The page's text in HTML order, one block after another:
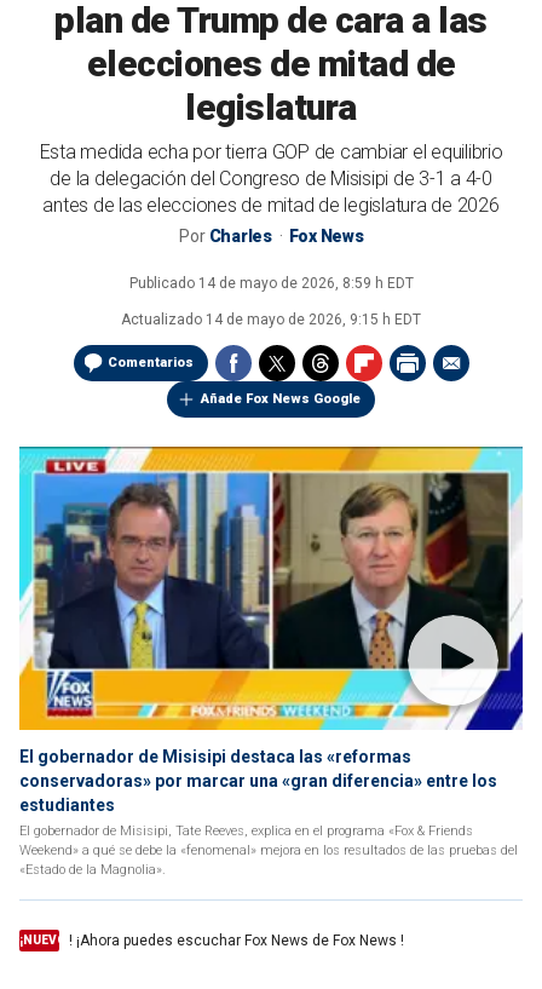
plan de Trump de cara a las
elecciones de mitad de
legislatura
Esta medida echa por tierra GOP de cambiar el equilibrio
de la delegación del Congreso de Misisipi de 3-1 a 4-0
antes de las elecciones de mitad de legislatura de 2026
Por Charles Fox News
Publicado 14 de mayo de 2026, 8:59 h EDT
Actualizado 14 de mayo de 2026, 9:15 h EDT
Comentarios
Añade Fox News Google
El gobernador de Misisipi destaca las «reformas
conservadoras» por marcar una «gran diferencia» entre los
estudiantes
El gobernador de Misisipi, Tate Reeves, explica en el programa «Fox & Friends
Weekend» a qué se debe la «fenomenal» mejora en los resultados de las pruebas del
«Estado de la Magnolia».
¡NUEVO ! ¡Ahora puedes escuchar Fox News de Fox News !